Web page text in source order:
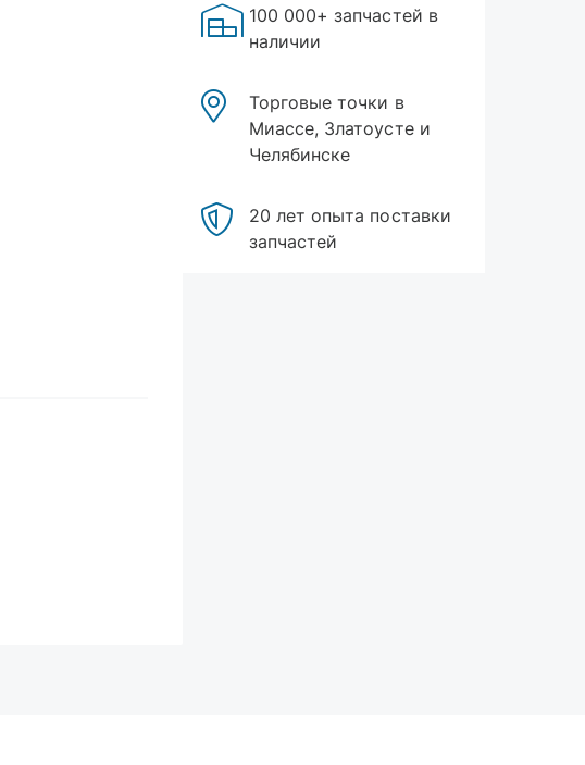
100 000+ запчастей в
наличии
Торговые точки в
Миассе, Златоусте и
Челябинске
20 лет опыта поставки
запчастей